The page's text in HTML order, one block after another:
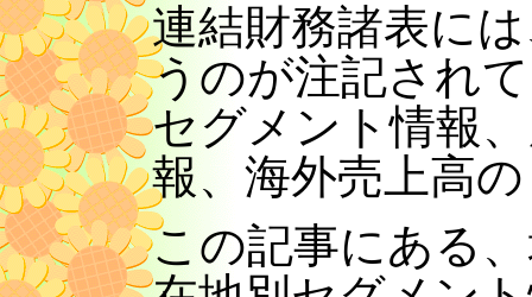
連結財務諸表に
うのが注記され
セグメント情報
報、海外売上高
この記事にある